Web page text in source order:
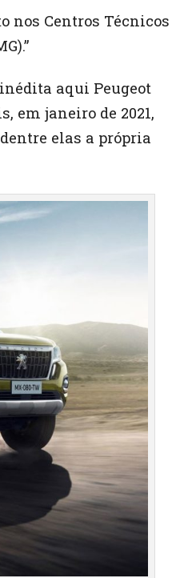
nos Centros Técnicos
aqui Peugeot
em janeiro de 2021,
elas a própria